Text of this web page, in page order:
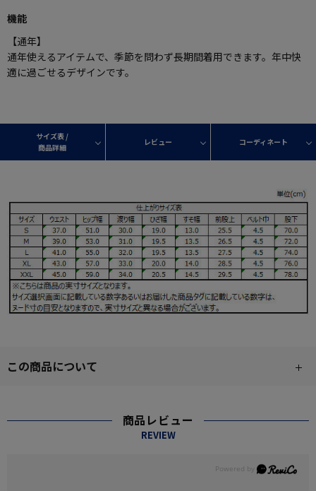
機能
【通年】
通年使えるアイテムで、季節を問わず長期間着用できます。年中快
適に過ごせるデザインです。
サイズ表 /
商品詳細
レビュー コーディネート
この商品について
商品レビュー
REVIEW